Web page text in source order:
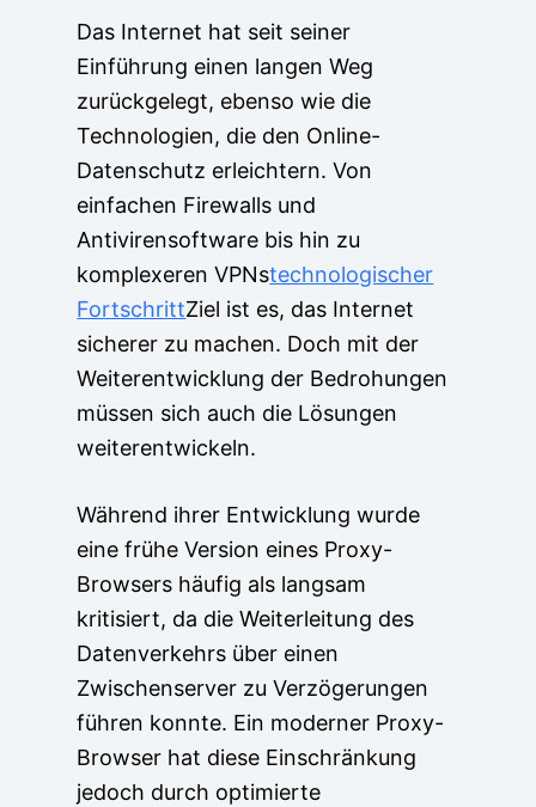
Das Internet hat seit seiner
Einführung einen langen Weg
zurückgelegt, ebenso wie die
Technologien, die den Online-
Datenschutz erleichtern. Von
einfachen Firewalls und
Antivirensoftware bis hin zu
komplexeren VPNstechnologischer
FortschrittZiel ist es, das Internet
sicherer zu machen. Doch mit der
Weiterentwicklung der Bedrohungen
müssen sich auch die Lösungen
weiterentwickeln.
Während ihrer Entwicklung wurde
eine frühe Version eines Proxy-
Browsers häufig als langsam
kritisiert, da die Weiterleitung des
Datenverkehrs über einen
Zwischenserver zu Verzögerungen
führen konnte. Ein moderner Proxy-
Browser hat diese Einschränkung
jedoch durch optimierte